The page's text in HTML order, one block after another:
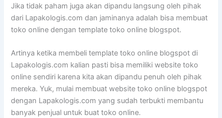
Jika tidak paham juga akan dipandu langsung oleh pihak
dari Lapakologis.com dan jaminanya adalah bisa membuat
toko online dengan template toko online blogspot.
Artinya ketika membeli template toko online blogspot di
Lapakologis.com kalian pasti bisa memiliki website toko
online sendiri karena kita akan dipandu penuh oleh pihak
mereka. Yuk, mulai membuat website toko online blogspot
dengan Lapakologis.com yang sudah terbukti membantu
banyak penjual untuk buat toko online.